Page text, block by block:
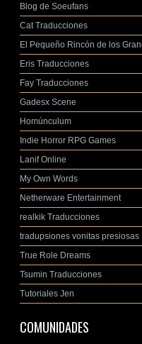
Blog de Soeufans
Cat Traducciones
El Pequeño Rincón de los
Eris Traducciones
Fay Traducciones
Gadesx Scene
Homúnculum
Indie Horror RPG Games
Lanif Online
My Own Words
Netherware Entertainment
realkik Traducciones
tradupsiones vonitas presiosas
True Role Dreams
Tsumin Traducciones
Tutoriales Jen
COMUNIDADES